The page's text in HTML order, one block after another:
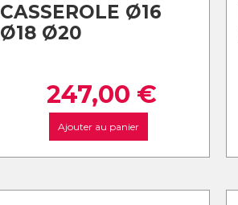
CASSEROLE Ø16
Ø18 Ø20
247,00 €
Ajouter au panier